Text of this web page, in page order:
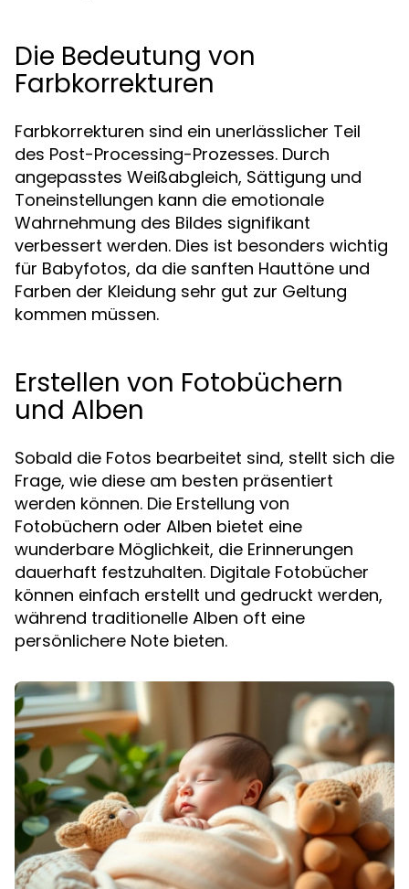
Die Bedeutung von
Farbkorrekturen
Farbkorrekturen sind ein unerlässlicher Teil
des Post-Processing-Prozesses. Durch
angepasstes Weißabgleich, Sättigung und
Toneinstellungen kann die emotionale
Wahrnehmung des Bildes signifikant
verbessert werden. Dies ist besonders wichtig
für Babyfotos, da die sanften Hauttöne und
Farben der Kleidung sehr gut zur Geltung
kommen müssen.
Erstellen von Fotobüchern
und Alben
Sobald die Fotos bearbeitet sind, stellt sich die
Frage, wie diese am besten präsentiert
werden können. Die Erstellung von
Fotobüchern oder Alben bietet eine
wunderbare Möglichkeit, die Erinnerungen
dauerhaft festzuhalten. Digitale Fotobücher
können einfach erstellt und gedruckt werden,
während traditionelle Alben oft eine
persönlichere Note bieten.